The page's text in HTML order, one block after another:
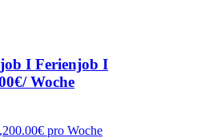
I Ferienjob I
Woche
pro Woche